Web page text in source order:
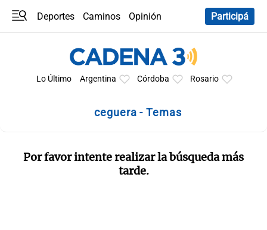
Deportes Caminos
Opinión
Participá
Lo Último Argentina Córdoba Rosario
ceguera - Temas
Por favor intente realizar la búsqueda más
tarde.